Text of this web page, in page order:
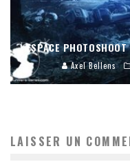
ESPACE
Axel Bellens
LAISSER UN